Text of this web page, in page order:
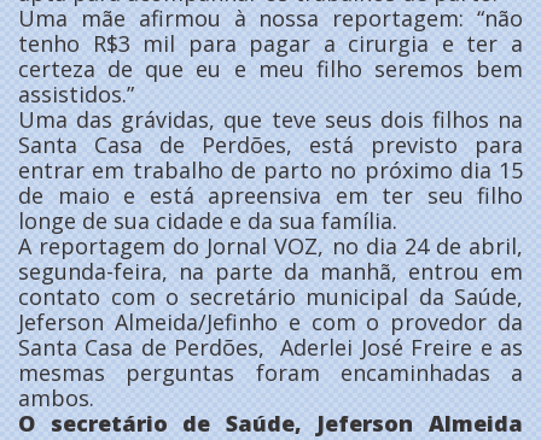
Uma mãe afirmou à nossa reportagem: “não
tenho R$3 mil para pagar a cirurgia e ter a
certeza de que eu e meu filho seremos bem
assistidos.”
Uma das grávidas, que teve seus dois filhos na
Santa Casa de Perdões, está previsto para
entrar em trabalho de parto no próximo dia 15
de maio e está apreensiva em ter seu filho
longe de sua cidade e da sua família.
A reportagem do Jornal VOZ, no dia 24 de abril,
segunda-feira, na parte da manhã, entrou em
contato com o secretário municipal da Saúde,
Jeferson Almeida/Jefinho e com o provedor da
Santa Casa de Perdões, Aderlei José Freire e as
mesmas perguntas foram encaminhadas a
ambos.
O secretário de Saúde, Jeferson Almeida